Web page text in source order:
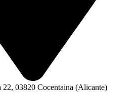
22, 03820 Cocentaina (Alicante)